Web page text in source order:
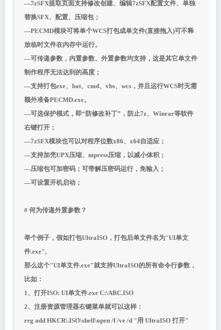
—7zSFX提取页面支持修改创建、编辑7zSFX配置文件、单独
替换SFX、配置、压缩包；
—PECMD模块可将单个WCS打包成单文件(直接拖入)可不释
放临时文件在内存中运行。
—可传递参数，内置参数、外置参数均支持，这是其它单文件
制作程序无法达到的高度；
—支持打包exe、bat、cmd、vbs、wcs，并且运行WCS时无需
额外准备PECMD.exe。
—可选保护模式，即“防修改补丁”，防止7z、Winrar等软件
右键打开；
—7zSFX模块也可以对程序位数x86、x64自适应；
—支持加壳UPX压缩、mpress压缩，以减小体积；
—压缩包可加密码；可带解压密码运行，免输入；
—可设置开机启动；
# 何为传递外置参数？
举个例子，假如打包UltraISO，打包后单文件名为"UI单文
件.exe",
那么这个"UI单文件.exe"就支持UltraISO的所有命令行参数，
比如：
1、打开ISO: UI单文件.exe C:\ABC.ISO
2、注册资源管理器右键菜单就可以这样：
reg add HKCR\.ISO\shell\open /f /ve /d "用 UltraISO 打开"